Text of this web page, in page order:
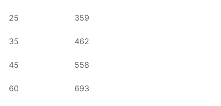
25 359
35 462
45 558
60 693